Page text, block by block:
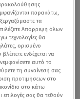
παρακάτω,
τα
Απόρριψη όλων
τεχνολογίες θα
ορισμένο
ενδέχεται να
αυτό το
τη συναίνεσή σας
προτιμήσεων στο
στο κάτω
επιλογές σας θα τεθούν